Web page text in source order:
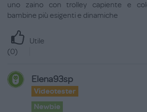
uno zaino con trolley capiente e
bambine più esigenti e dinamiche
Utile
(0)
Elena93sp
Videotester
Newbie